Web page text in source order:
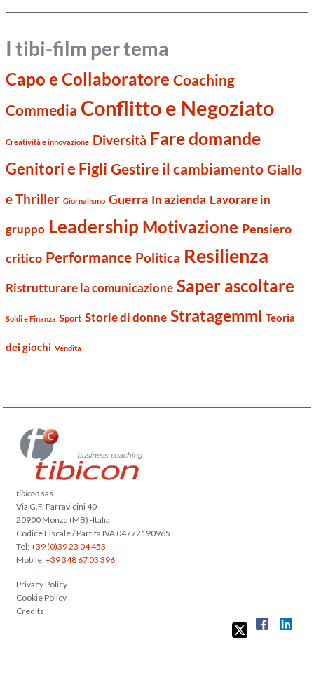
I tibi-film per tema
Capo e Collaboratore Coaching
Commedia Conflitto e Negoziato
Creatività e innovazione Diversità Fare domande
Genitori e Figli Gestire il cambiamento Giallo
e Thriller Giornalismo Guerra In azienda Lavorare in
gruppo Leadership Motivazione Pensiero
critico Performance Politica Resilienza
Ristrutturare la comunicazione Saper ascoltare
Soldi e Finanza Sport Storie di donne Stratagemmi Teoria
dei giochi Vendita
tibicon sas
Via G.F. Parravicini 40
20900 Monza (MB) -Italia
Codice Fiscale / Partita IVA 04772190965
Tel:+39 (0)39 23 04 453
Mobile:+39 348 67 03 396
Privacy Policy
Cookie Policy
Credits